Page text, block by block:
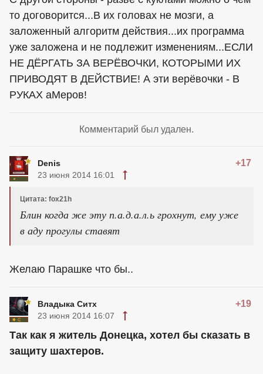
то договорится...В их головах не мозги, а
заложенный алгоритм действия...их программа
уже заложена и не подлежит изменениям...ЕСЛИ
НЕ ДЁРГАТЬ ЗА ВЕРЁВОЧКИ, КОТОРЫМИ ИХ
ПРИВОДЯТ В ДЕЙСТВИЕ! А эти верёвочки - В
РУКАХ аМеров!
Комментарий был удален.
Denis +17
23 июня 2014 16:01
Цитата: fox21h
Блин когда же эту п.а.д.а.л.ь грохнут, ему уже
в аду прогулы ставят
Желаю Парашке что бы..
Владыка Ситх +19
23 июня 2014 16:07
Так как я житель Донецка, хотел бы сказать в
защиту шахтеров.